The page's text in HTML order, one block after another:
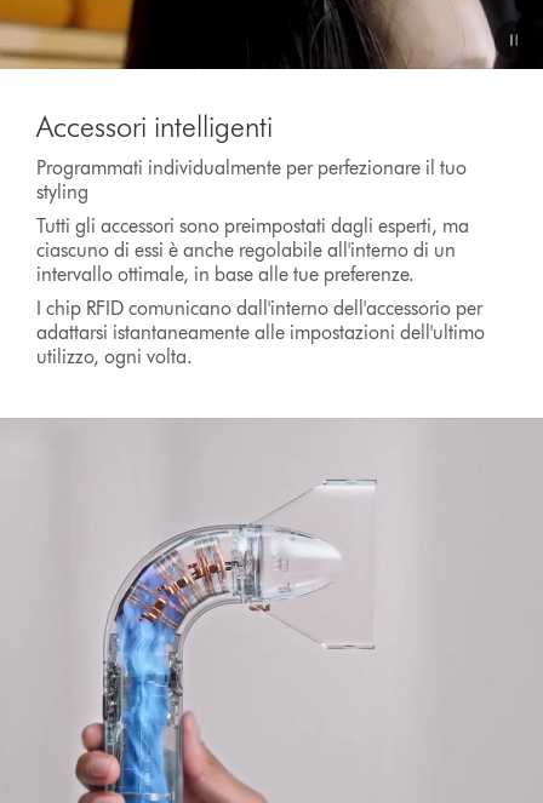
Accessori intelligenti
Programmati individualmente per perfezionare il tuo
styling
Tutti gli accessori sono preimpostati dagli esperti, ma
ciascuno di essi è anche regolabile all'interno di un
intervallo ottimale, in base alle tue preferenze.
I chip RFID comunicano dall'interno dell'accessorio per
adattarsi istantaneamente alle impostazioni dell'ultimo
utilizzo, ogni volta.
Apri
trascrizione
video